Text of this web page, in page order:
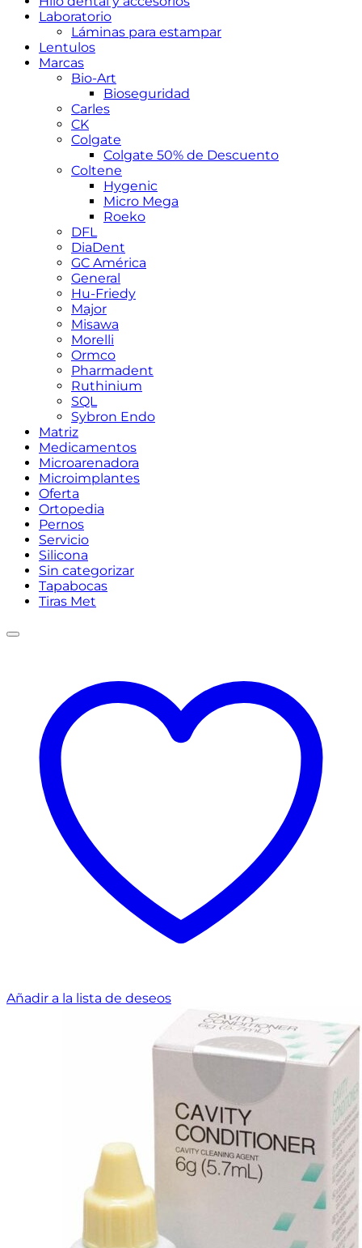
Laboratorio
Láminas para estampar
Lentulos
Marcas
Bio-Art
Bioseguridad
Carles
CK
Colgate
Colgate 50% de Descuento
Coltene
Hygenic
Micro Mega
Roeko
DFL
DiaDent
GC América
General
Hu-Friedy
Major
Misawa
Morelli
Ormco
Pharmadent
Ruthinium
SQL
Sybron Endo
Matriz
Medicamentos
Microarenadora
Microimplantes
Oferta
Ortopedia
Pernos
Servicio
Silicona
Sin categorizar
Tapabocas
Tiras Met
Añadir a la lista de deseos